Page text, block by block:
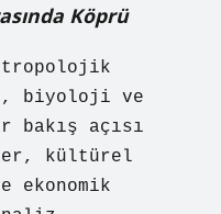
Köprü
biyoloji ve
açısı
kültürel